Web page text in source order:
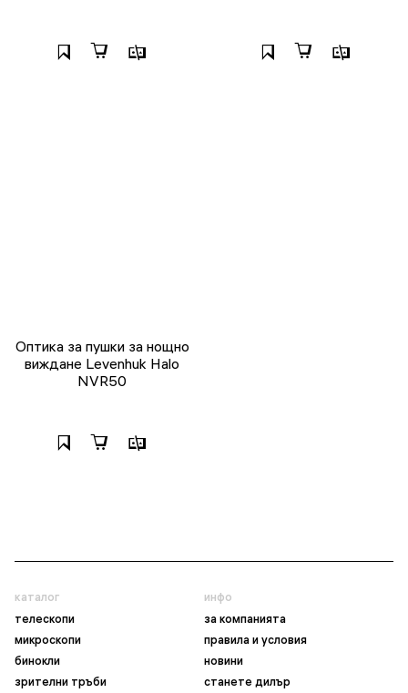
Оптика за пушки за нощно
виждане Levenhuk Halo
NVR50
каталог
телескопи
микроскопи
бинокли
зрителни тръби
инфо
за компанията
правила и условия
новини
станете дилър